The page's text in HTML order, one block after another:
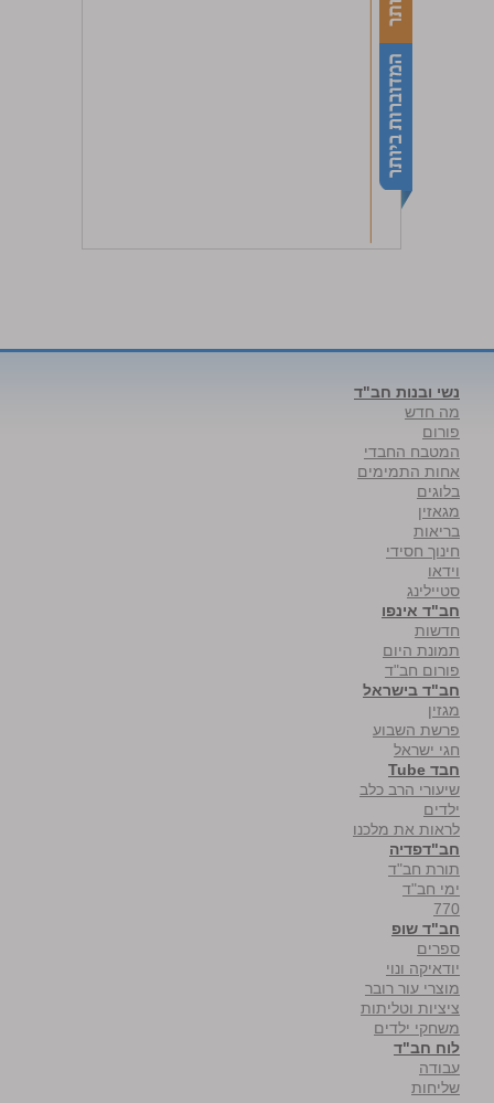
נשי ובנות חב"ד
מה חדש
פורום
המטבח החבדי
אחות התמימים
בלוגים
מגאזין
בריאות
חינוך חסידי
וידאו
סטיילינג
חב"ד אינפו
חדשות
תמונת היום
פורום חב"ד
חב"ד בישראל
מגזין
פרשת השבוע
חגי ישראל
חבד Tube
שיעורי הרב כלב
ילדים
לראות את מלכנו
חב"דפדיה
תורת חב"ד
ימי חב"ד
770
חב"ד שופ
ספרים
יודאיקה ונוי
מוצרי עור רובר
ציציות וטליתות
משחקי ילדים
לוח חב"ד
עבודה
שליחות